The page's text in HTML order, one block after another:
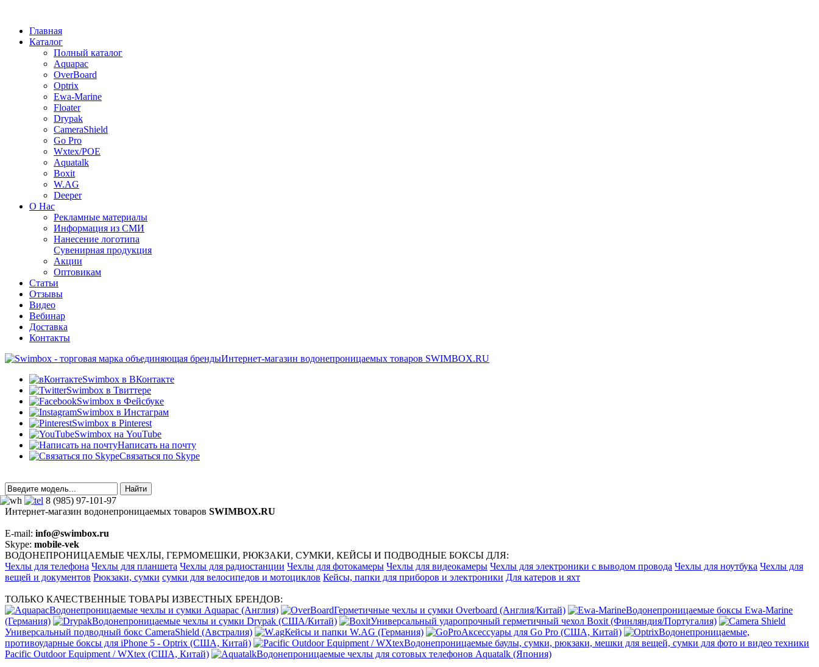
Главная
Каталог
Полный каталог
Aquapac
OverBoard
Optrix
Ewa-Marine
Floater
Drypak
CameraShield
Go Pro
Wxtex/POE
Aquatalk
Boxit
W.AG
Deeper
О Нас
Рекламные материалы
Информация из СМИ
Нанесение логотипа
Сувенирная продукция
Акции
Оптовикам
Статьи
Отзывы
Видео
Вебинар
Доставка
Контакты
Интернет-магазин водонепроницаемых товаров SWIMBOX.RU
Swimbox в ВКонтакте
Swimbox в Твиттере
Swimbox в Фейсбуке
Swimbox в Инстаграм
Swimbox в Pinterest
Swimbox на YouTube
Написать на почту
Связаться по Skype
8 (985) 97-101-97
Интернет-магазин водонепроницаемых товаров SWIMBOX.RU
E-mail: info@swimbox.ru
Skype: mobile-vek
ВОДОНЕПРОНИЦАЕМЫЕ ЧЕХЛЫ, ГЕРМОМЕШКИ, РЮКЗАКИ, СУМКИ, КЕЙСЫ И ПОДВОДНЫЕ БОКСЫ ДЛЯ:
Чехлы для телефона Чехлы для планшета Чехлы для радиостанции Чехлы для фотокамеры Чехлы для видеокамеры Чехлы для электроники с выводом провода Чехлы для ноутбука Чехлы для
вещей и документов Рюкзаки, сумки сумки для велосипедов и мотоциклов Кейсы, папки для приборов и электроники Для катеров и яхт
ТОЛЬКО КАЧЕСТВЕННЫЕ ТОВАРЫ ИЗВЕСТНЫХ БРЕНДОВ:
Водонепроницаемые чехлы и сумки Aquapac (Англия)
Герметичные чехлы и сумки Overboard (Англия/Китай)
Водонепроницаемые боксы Ewa-Marine
(Германия)
Водонепроницаемые чехлы и сумки Drypak (США/Китай)
Универсальный ударопрочный герметичный чехол Boxit (Финляндия/Португалия)
Универсальный подводный бокс CameraShield (Австралия)
Кейсы и папки W.AG (Германия) Аксессуары для Go Pro (США, Китай)
Водонепроницаемые,
противоударные боксы для iPhone 5 - Optrix (США, Китай)
Водонепроницаемые баулы, сумки, рюкзаки, мешки для вещей, сумки для фото и видео техники
Pacific Outdoor Equipment / WXtex (США, Китай)
Водонепроницаемые чехлы для сотовых телефонов Aquatalk (Япония)